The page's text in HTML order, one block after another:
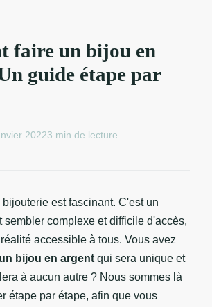
faire un bijou en
guide étape par
20223 min de lecture
bijouterie est fascinant. C'est un
sembler complexe et difficile d'accès,
accessible à tous. Vous avez
bijou en argent qui sera unique et
à aucun autre ? Nous sommes là
étape par étape, afin que vous